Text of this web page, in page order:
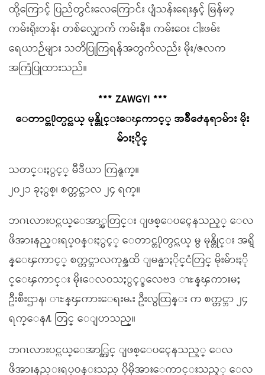
ထို့ကြောင့် ပြည်တွင်းလေကြောင်း ပျံသန်းရေးနှင့် မြန်မာ့
ကမ်းရိုးတန်း တစ်လျှောက် ကမ်းနီး၊ ကမ်းဝေး ငါးဖမ်း
ရေယာဉ်များ သတိပြုကြရန်အတွက်လည်း မိုး/ဇလက
အကြံပြုထားသည်။
*** ZAWGYI ***
ေတာင္တ႐ုတ္ပင္လယ္ မုန္တိုင္းေၾကာင့္ အခ်ိဳ႕ေနရာမ်ား မိုး
မ်ားႏိုင္
သတင္းႏွင့္ မီဒီယာ ကြန္ရက္။
၂၀၂၁ ခုႏွစ္၊ စက္တင္ဘာလ ၂၄ ရက္။
ဘဂၤလားပင္လယ္ေအာ္အတြင္း ျဖစ္ေပၚေနသည့္ ေလ
ဖိအားနည္းရပ္ဝန္းႏွင့္ ေတာင္တ႐ုတ္ပင္လယ္ မွ မုန္တိုင္း အရွိ
န္ေၾကာင့္ စက္တင္ဘာလကုန္အထိ ျမန္မာႏိုင္ငံတြင္ မိုးမ်ားႏို
င္ေၾကာင္း မိုးေလဝသႏွင့္ဇလေဗဒ ၫႊန္ၾကားမႈ
ဦးစီးဌာန၊ ၫႊန္ၾကားေရးမႉး ဦးလွထြန္း က စက္တင္ဘာ ၂၄
ရက္ေန႔ တြင္ ေျပာသည္။
ဘဂၤလားပင္လယ္ေအာ္တြင္ ျဖစ္ေပၚေနသည့္ ေလ
ဖိအားနည္းရပ္ဝန္းသည္ ပိုမိုအားေကာင္းသည့္ ေလ